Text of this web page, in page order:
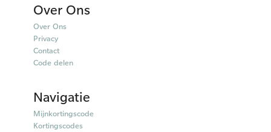
Over Ons
Over Ons
Privacy
Contact
Code delen
Navigatie
Mijnkortingscode
Kortingscodes